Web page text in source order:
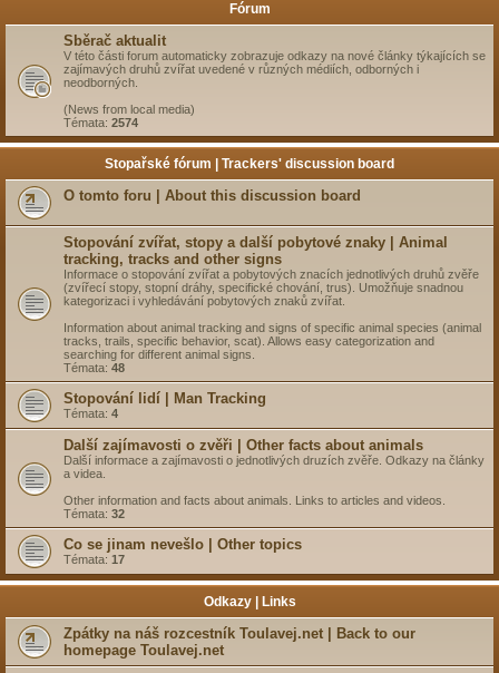
Fórum
Sběrač aktualit
V této části forum automaticky zobrazuje odkazy na nové články týkajících se
zajímavých druhů zvířat uvedené v různých médiích, odborných i
neodborných.
(News from local media)
Témata: 2574
Stopařské fórum | Trackers' discussion board
O tomto foru | About this discussion board
Stopování zvířat, stopy a další pobytové znaky | Animal
tracking, tracks and other signs
Informace o stopování zvířat a pobytových znacích jednotlivých druhů zvěře
(zvířecí stopy, stopní dráhy, specifické chování, trus). Umožňuje snadnou
kategorizaci i vyhledávání pobytových znaků zvířat.
Information about animal tracking and signs of specific animal species (animal
tracks, trails, specific behavior, scat). Allows easy categorization and
searching for different animal signs.
Témata: 48
Stopování lidí | Man Tracking
Témata: 4
Další zajímavosti o zvěři | Other facts about animals
Další informace a zajímavosti o jednotlivých druzích zvěře. Odkazy na články
a videa.
Other information and facts about animals. Links to articles and videos.
Témata: 32
Co se jinam nevešlo | Other topics
Témata: 17
Odkazy | Links
Zpátky na náš rozcestník Toulavej.net | Back to our
homepage Toulavej.net